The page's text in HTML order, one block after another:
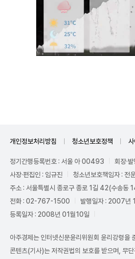
개인정보처리방침 청소년보호정책
정기간행등록번호 : 서울 아 00493
회장·
사장·편집인 : 임규진
청소년보호책임자 : 전
주소 : 서울특별시 종로구 종로 1길 42(수송동
전화 : 02-767-1500
발행일자 : 2007년
등록일자 : 2008년 01월10일
아주경제는 인터넷신문윤리위원회 윤리강령을
콘텐츠(기사)는 저작권법의 보호를 받으며, 무